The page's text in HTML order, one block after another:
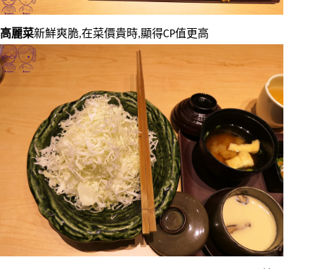
高麗菜新鮮爽脆,在菜價貴時,顯得CP值更高